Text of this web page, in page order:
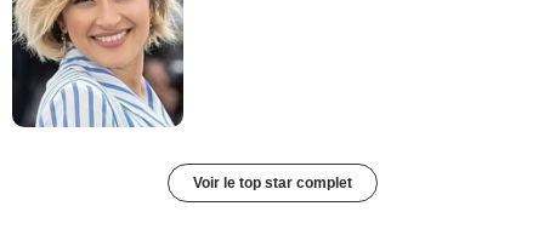
Voir le top star complet